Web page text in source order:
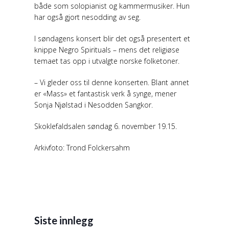
både som solopianist og kammermusiker. Hun
har også gjort nesodding av seg.
I søndagens konsert blir det også presentert et
knippe Negro Spirituals – mens det religiøse
temaet tas opp i utvalgte norske folketoner.
– Vi gleder oss til denne konserten. Blant annet
er «Mass» et fantastisk verk å synge, mener
Sonja Njølstad i Nesodden Sangkor.
Skoklefaldsalen søndag 6. november 19.15.
Arkivfoto: Trond Folckersahm
Siste innlegg